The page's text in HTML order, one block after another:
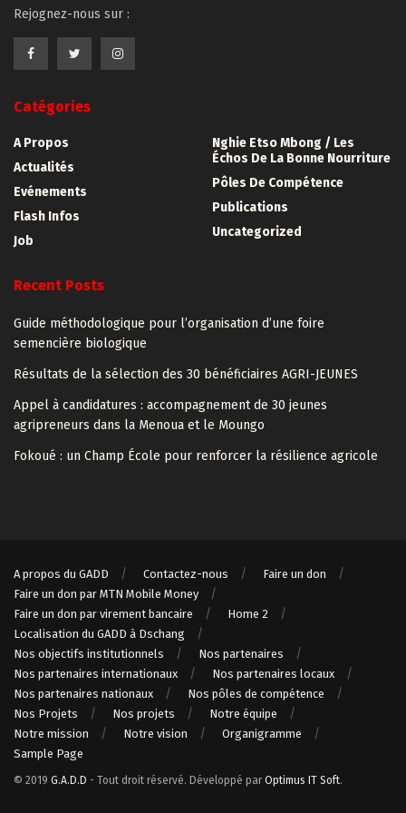
Rejognez-nous sur :
Catégories
A Propos
Actualités
Evénements
Flash Infos
Job
Nghie Etso Mbong / Les
Échos De La Bonne Nourriture
Pôles De Compétence
Publications
Uncategorized
Recent Posts
Guide méthodologique pour l’organisation d’une foire
semencière biologique
Résultats de la sélection des 30 bénéficiaires AGRI-JEUNES
Appel à candidatures : accompagnement de 30 jeunes
agripreneurs dans la Menoua et le Moungo
Fokoué : un Champ École pour renforcer la résilience agricole
A propos du GADD Contactez-nous
Faire un don
Faire un don par MTN Mobile Money
Faire un don par virement bancaire
Home 2
Localisation du GADD à Dschang
Nos objectifs institutionnels
Nos partenaires
Nos partenaires internationaux
Nos partenaires locaux
Nos partenaires nationaux
Nos pôles de compétence
Nos Projets
Nos projets
Notre équipe
Notre mission
Notre vision
Organigramme
Sample Page
© 2019 G.A.D.D - Tout droit réservé. Développé par Optimus IT Soft.